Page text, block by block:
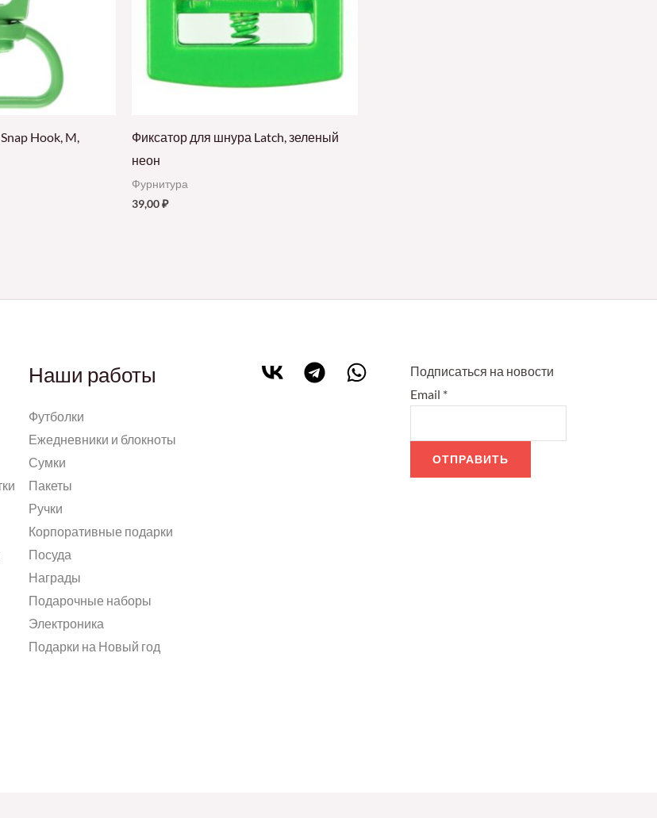
Hook, M,
Фиксатор для шнура Latch, зеленый
неон
Фурнитура
39,00₽
Наши работы
Футболки
Ежедневники и блокноты
Сумки
Пакеты
Ручки
Корпоративные подарки
Посуда
Награды
Подарочные наборы
Электроника
Подарки на Новый год
Подписаться на новости
Email *
ОТПРАВИТЬ